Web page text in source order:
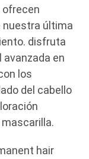
ofrecen
nuestra última
disfruta
en
los
del cabello
hair